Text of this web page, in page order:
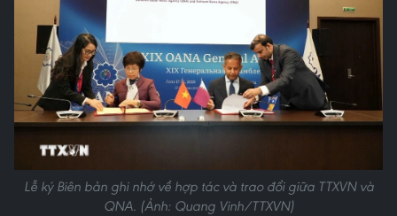
Lễ ký Biên bản ghi nhớ về hợp tác và trao đổi giữa TTXVN và
QNA. (Ảnh: Quang Vinh/TTXVN)